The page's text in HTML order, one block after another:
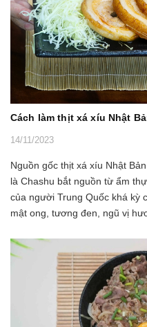
Cách làm thịt xá xíu Nhật
14/11/2023
Nguồn gốc thịt xá xíu Nhật
là Chashu bắt nguồn từ ẩm
của người Trung Quốc khá kỳ
mật ong, tương đen, ngũ vị